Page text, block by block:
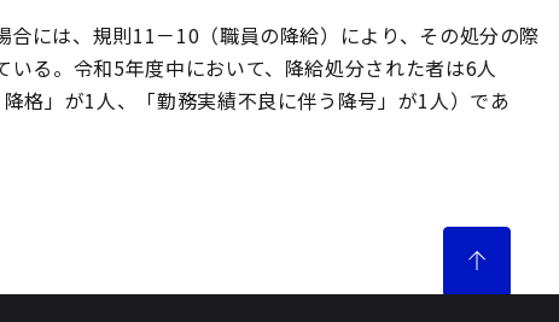
には、規則11－10（職員の降給）により、その処分の際
る。令和5年度中において、降給処分された者は6人
格」が1人、「勤務実績不良に伴う降号」が1人）であ